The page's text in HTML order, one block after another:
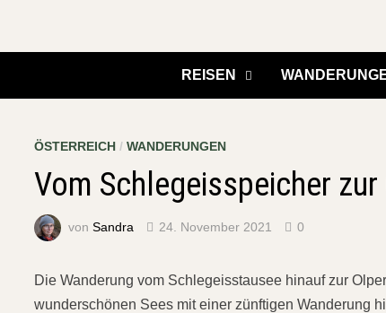
Inhalt
REISEN
ÖSTERREICH /WANDERUNGEN
Vom Schlegeisspeicher
vonSandra 24. November 2021 0
Die Wanderung vom Schlegeisstausee hinauf zur
wunderschönen Sees mit einer zünftigen Wanderung